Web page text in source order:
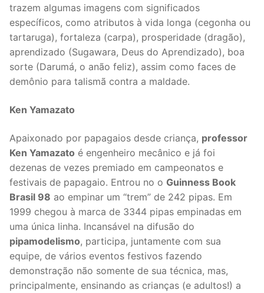
trazem algumas imagens com significados
específicos, como atributos à vida longa (cegonha ou
tartaruga), fortaleza (carpa), prosperidade (dragão),
aprendizado (Sugawara, Deus do Aprendizado), boa
sorte (Darumá, o anão feliz), assim como faces de
demônio para talismã contra a maldade.
Ken Yamazato
Apaixonado por papagaios desde criança, professor
Ken Yamazato é engenheiro mecânico e já foi
dezenas de vezes premiado em campeonatos e
festivais de papagaio. Entrou no o Guinness Book
Brasil 98 ao empinar um “trem” de 242 pipas. Em
1999 chegou à marca de 3344 pipas empinadas em
uma única linha. Incansável na difusão do
pipamodelismo, participa, juntamente com sua
equipe, de vários eventos festivos fazendo
demonstração não somente de sua técnica, mas,
principalmente, ensinando as crianças (e adultos!) a